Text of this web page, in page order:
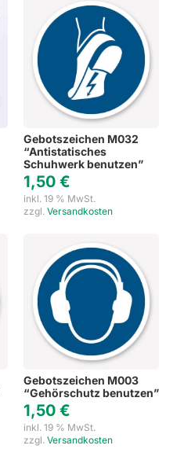
Gebotszeichen M032
“Antistatisches
Schuhwerk benutzen”
1,50 €
inkl. 19 % MwSt.
zzgl. Versandkosten
Gebotszeichen M003
“Gehörschutz benutzen”
1,50 €
inkl. 19 % MwSt.
zzgl. Versandkosten